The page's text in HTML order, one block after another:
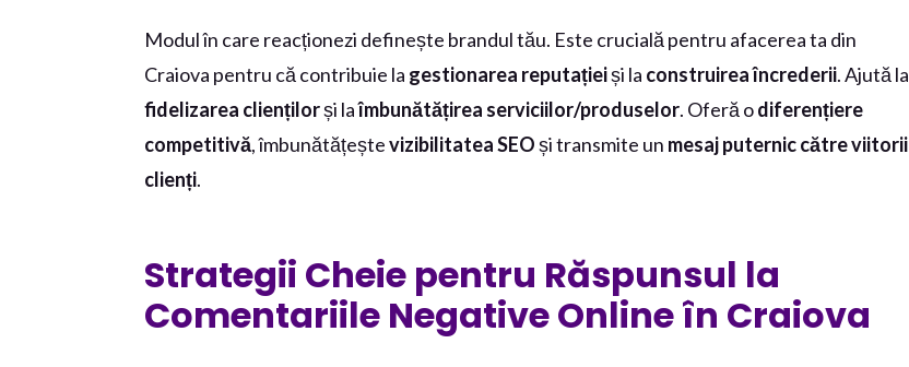
Modul în care reacționezi definește brandul tău. Este crucială pentru afacerea ta din
Craiova pentru că contribuie la gestionarea reputațieiși la construirea încrederii. Ajută la
fidelizarea cliențilorși laîmbunătățirea serviciilor/produselor. Oferă odiferențiere
competitivă, îmbunătățeștevizibilitatea SEOși transmite un mesaj puternic către viitorii
clienți.
Strategii Cheie pentru Răspunsul la
Comentariile Negative Online în Craiova